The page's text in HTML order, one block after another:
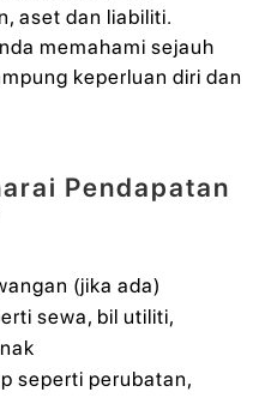
aset dan liabiliti.
memahami sejauh
keperluan diri dan
Pendapatan
(jika ada)
sewa, bil utiliti,
seperti perubatan,